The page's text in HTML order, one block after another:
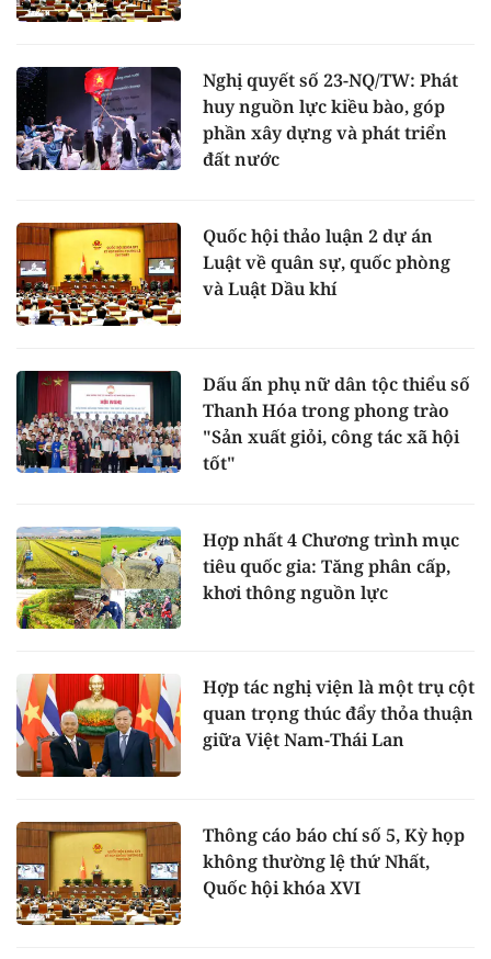
Nghị quyết số 23-NQ/TW: Phát
huy nguồn lực kiều bào, góp
phần xây dựng và phát triển
đất nước
Quốc hội thảo luận 2 dự án
Luật về quân sự, quốc phòng
và Luật Dầu khí
Dấu ấn phụ nữ dân tộc thiểu số
Thanh Hóa trong phong trào
"Sản xuất giỏi, công tác xã hội
tốt"
Hợp nhất 4 Chương trình mục
tiêu quốc gia: Tăng phân cấp,
khơi thông nguồn lực
Hợp tác nghị viện là một trụ cột
quan trọng thúc đẩy thỏa thuận
giữa Việt Nam-Thái Lan
Thông cáo báo chí số 5, Kỳ họp
không thường lệ thứ Nhất,
Quốc hội khóa XVI